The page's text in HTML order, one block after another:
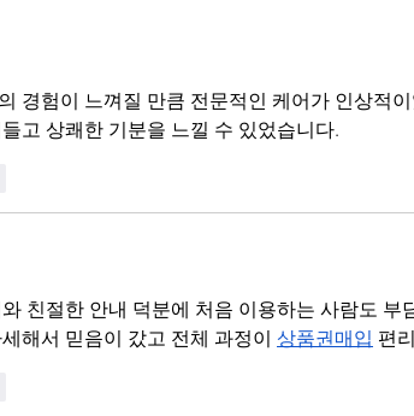
경험이 느껴질 만큼 전문적인 케어가 인상적
고 상쾌한 기분을 느낄 수 있었습니다.
친절한 안내 덕분에 처음 이용하는 사람도 부
해서 믿음이 갔고 전체 과정이 상품권매입 편